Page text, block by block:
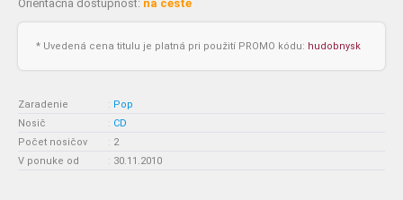
Orientačná dostupnosť: na ceste
* Uvedená cena titulu je platná pri použití PROMO kódu: hudobnysk
Zaradenie : Pop
Nosič
: CD
Počet nosičov
: 2
V ponuke od
: 30.11.2010